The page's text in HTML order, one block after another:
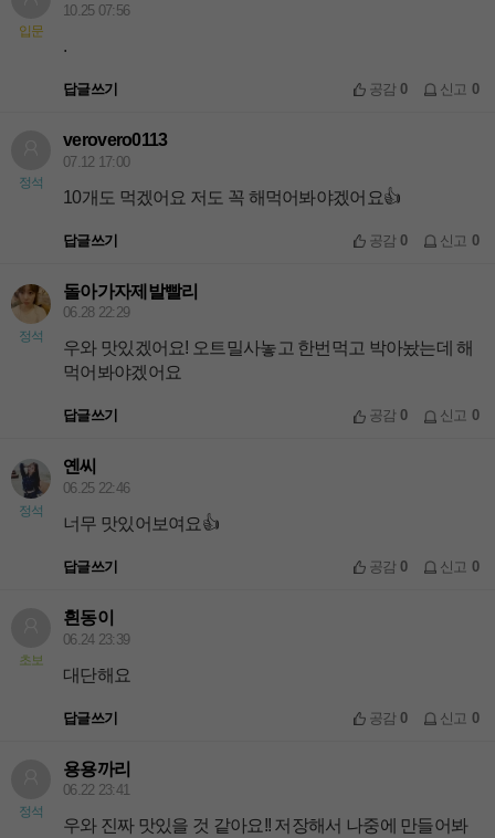
입문
10.25 07:56
.
답글쓰기 공감0 신고 0
정석
verovero0113
07.12 17:00
10개도 먹겠어요 저도 꼭 해먹어봐야겠어요👍
답글쓰기 공감0 신고 0
정석
돌아가자제발빨리
06.28 22:29
우와 맛있겠어요! 오트밀사놓고 한번먹고 박아놨는데 해
먹어봐야겠어요
답글쓰기 공감0 신고 0
정석
옌씨
06.25 22:46
너무 맛있어보여요👍
답글쓰기 공감0 신고 0
초보
흰동이
06.24 23:39
대단해요
답글쓰기 공감0 신고 0
정석
용용까리
06.22 23:41
우와 진짜 맛있을 것 같아요!! 저장해서 나중에 만들어봐